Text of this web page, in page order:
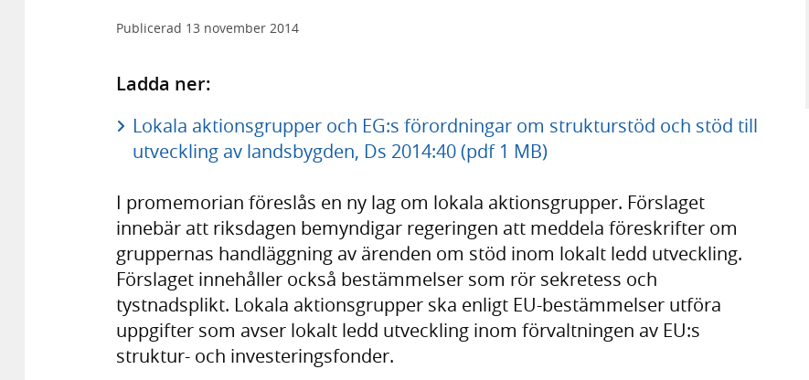
Publicerad 13 november 2014
Ladda ner:
Lokala aktionsgrupper och EG:s förordningar om strukturstöd och stöd till
utveckling av landsbygden, Ds 2014:40 (pdf 1 MB)
I promemorian föreslås en ny lag om lokala aktionsgrupper. Förslaget
innebär att riksdagen bemyndigar regeringen att meddela föreskrifter om
gruppernas handläggning av ärenden om stöd inom lokalt ledd utveckling.
Förslaget innehåller också bestämmelser som rör sekretess och
tystnadsplikt. Lokala aktionsgrupper ska enligt EU-bestämmelser utföra
uppgifter som avser lokalt ledd utveckling inom förvaltningen av EU:s
struktur- och investeringsfonder.